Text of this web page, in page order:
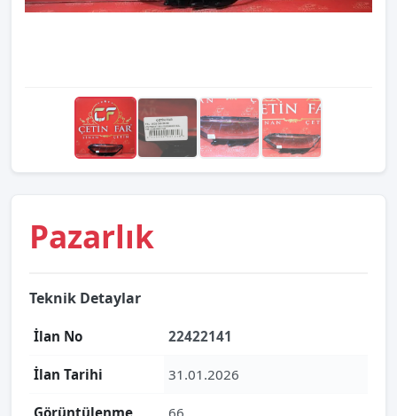
Pazarlık
Teknik Detaylar
İlan No 22422141
İlan Tarihi 31.01.2026
Görüntülenme 66